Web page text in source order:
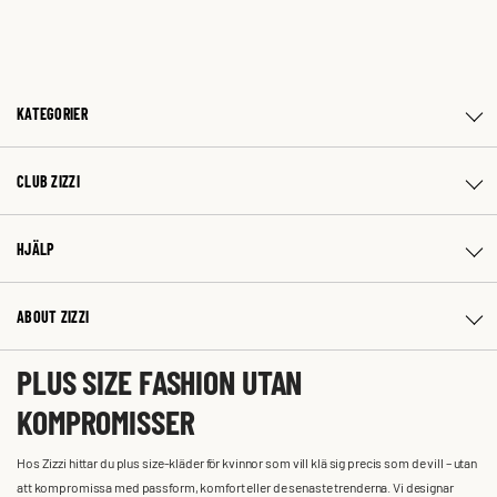
KATEGORIER
CLUB ZIZZI
HJÄLP
ABOUT ZIZZI
PLUS SIZE FASHION UTAN
KOMPROMISSER
Hos Zizzi hittar du plus size-kläder för kvinnor som vill klä sig precis som de vill – utan
att kompromissa med passform, komfort eller de senaste trenderna. Vi designar